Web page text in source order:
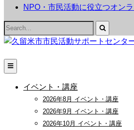
NPO・市民活動に役立つオン
Search
for:
イベント・講座
2026年8月 イベント・講座
2026年9月 イベント・講座
2026年10月 イベント・講座